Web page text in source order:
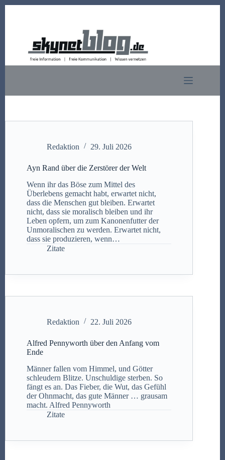
Redaktion 29. Juli 2026
Ayn Rand über die Zerstörer der Welt
Wenn ihr das Böse zum Mittel des
Überlebens gemacht habt, erwartet nicht,
dass die Menschen gut bleiben. Erwartet
nicht, dass sie moralisch bleiben und ihr
Leben opfern, um zum Kanonenfutter der
Unmoralischen zu werden. Erwartet nicht,
dass sie produzieren, wenn…
Zitate
Redaktion 22. Juli 2026
Alfred Pennyworth über den Anfang vom
Ende
Männer fallen vom Himmel, und Götter
schleudern Blitze. Unschuldige sterben. So
fängt es an. Das Fieber, die Wut, das Gefühl
der Ohnmacht, das gute Männer … grausam
macht. Alfred Pennyworth
Zitate